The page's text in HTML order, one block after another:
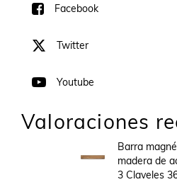
Facebook
Twitter
Youtube
Valoraciones
Barra
madera de
3 Claveles